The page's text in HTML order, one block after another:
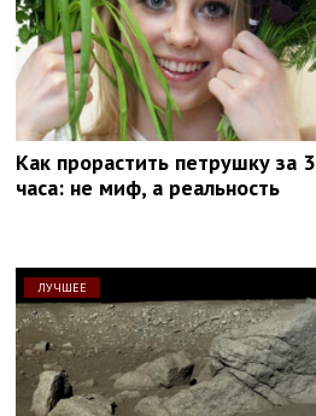
Как прорастить петрушку за 3
часа: не миф, а реальность
ЛУЧШЕЕ